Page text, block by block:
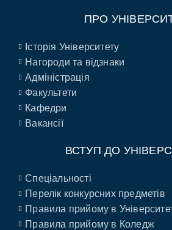
ПРО
Історія Університету
Нагороди та відзнаки
Адміністрація
Факультети
Кафедри
Вакансії
ВСТУП ДО
Спеціальності
Перелік конкурсних предметів
Правила прийому в
Правила прийому в Коледж